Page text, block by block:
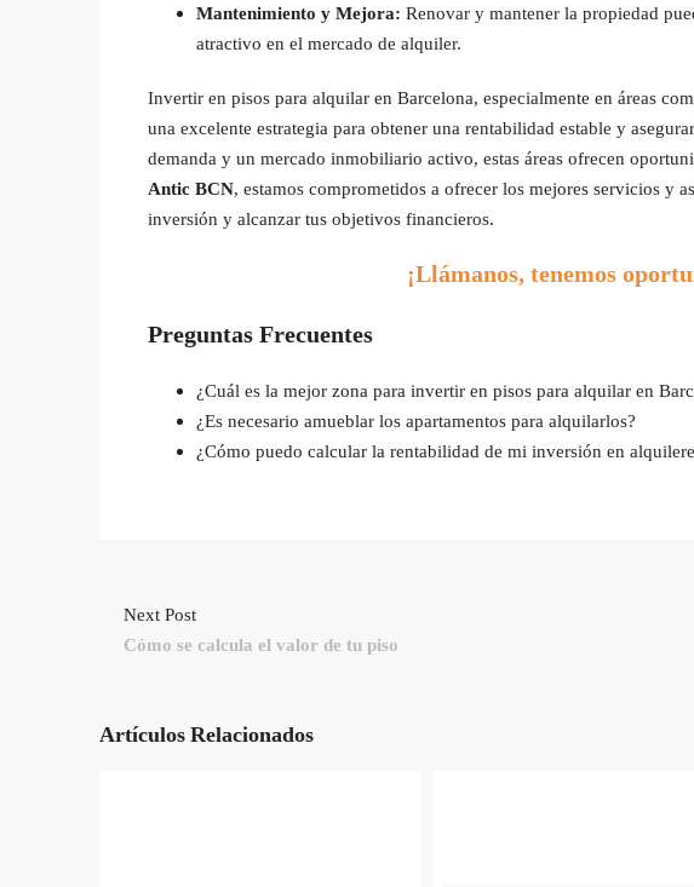
Mantenimiento y Mejora: Renovar y mantener la propiedad
atractivo en el mercado de alquiler.
Invertir en pisos para alquilar en Barcelona, especialmente en áreas
una excelente estrategia para obtener una rentabilidad estable y
demanda y un mercado inmobiliario activo, estas áreas ofrecen
Antic BCN, estamos comprometidos a ofrecer los mejores servicios y
inversión y alcanzar tus objetivos financieros.
¡Llámanos, tenemos
Preguntas Frecuentes
¿Cuál es la mejor zona para invertir en pisos para alquilar en
¿Es necesario amueblar los apartamentos para alquilarlos?
¿Cómo puedo calcular la rentabilidad de mi inversión en
Next Post
Cómo se calcula el valor de tu piso
Artículos Relacionados